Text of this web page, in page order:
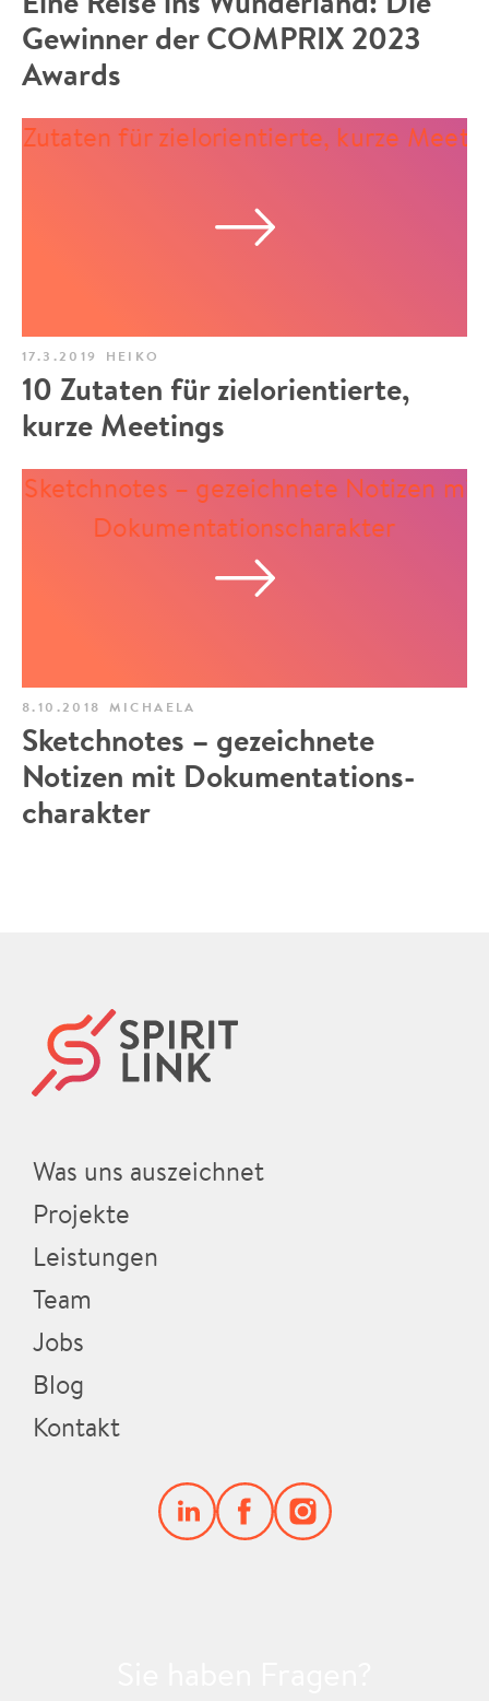
Gewinner der COMPRIX 2023
Awards
17.3.2019 HEIKO
10 Zutaten für zielorientierte,
kurze Meetings
8.10.2018 MICHAELA
Sketchnotes – gezeichnete
Notizen mit Dokumentations­
charakter
Was uns auszeichnet
Projekte
Leistungen
Team
Jobs
Blog
Kontakt